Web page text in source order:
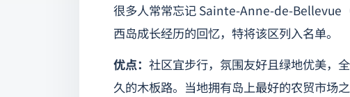
很多人常常忘记 Sainte-Anne-de-Bellevue
西岛成长经历的回忆，特将该区列入名单。
优点： 社区宜步行，氛围友好且绿地优美，
久的木板路。当地拥有岛上最好的农贸市场